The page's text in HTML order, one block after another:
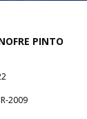
PINTO
2009